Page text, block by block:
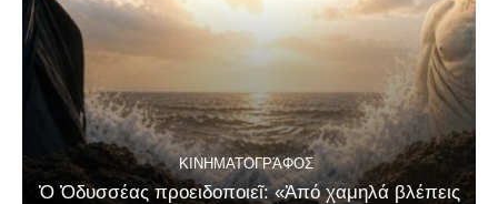
ΚΙΝΗΜΑΤΟΓΡΆΦΟΣ
Ὁ Ὀδυσσέας προειδοποιεῖ: «Ἀπό χαμηλά βλέπεις